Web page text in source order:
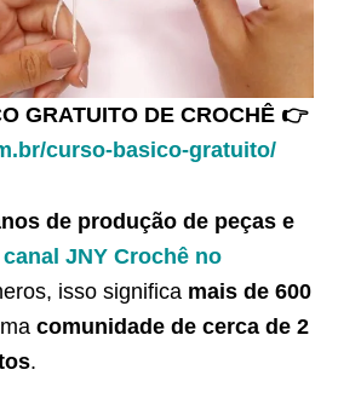
GRATUITO DE CROCHÊ 👉
curso-basico-gratuito/
de produção de peças e
canal JNY Crochê no
isso significa mais de 600
comunidade de cerca de 2
.